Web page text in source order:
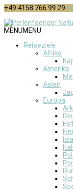
+49 4158 766 99 29
MENUMENU
Reiseziele
Afrika
Amerika
Asien
Europa